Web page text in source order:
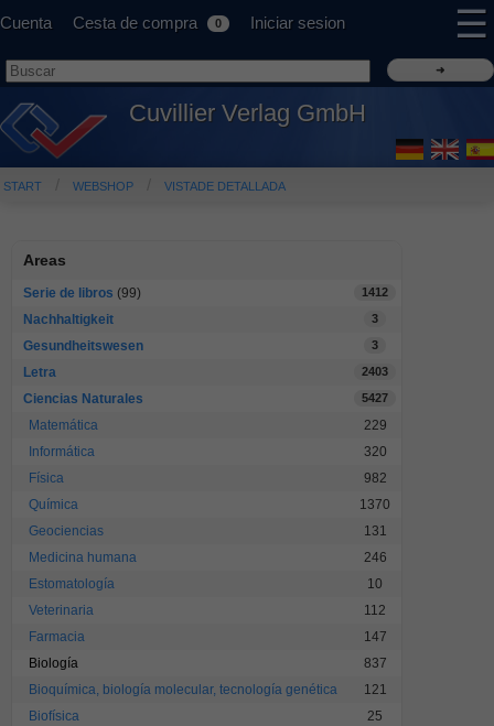
Cuenta Cesta de compra 0 Iniciar sesion ☰
Cuvillier Verlag GmbH
START WEBSHOP VISTADE DETALLADA
Areas
Serie de libros (99) 1412
Nachhaltigkeit 3
Gesundheitswesen 3
Letra 2403
Ciencias Naturales 5427
Matemática
229
Informática
320
Física
982
Química
1370
Geociencias
131
Medicina humana
246
Estomatología
10
Veterinaria
112
Farmacia
147
Biología
837
Bioquímica, biología molecular, tecnología genética
121
Biofísica
25